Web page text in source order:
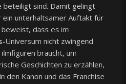
beteiligt sind. Damit gelingt
ein unterhaltsamer Auftakt für
dass es im
Universum nicht zwingend
braucht, um
Geschichten zu erzählen,
den Kanon und das Franchise